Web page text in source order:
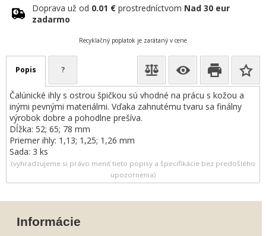
Doprava už od 0.01 € prostredníctvom Nad 30 eur
zadarmo
Recyklačný poplatok je zarátaný v cene
Popis ?
Čalúnické ihly s ostrou špičkou sú vhodné na prácu s kožou a
inými pevnými materiálmi. Vďaka zahnutému tvaru sa finálny
výrobok dobre a pohodlne prešíva.
Dĺžka: 52; 65; 78 mm
Priemer ihly: 1,13; 1,25; 1,26 mm
Sada: 3 ks
(vyhradzujeme si právo meniť tieto popisy a špecifikácie bez predošlého
upozornenia)
Informácie